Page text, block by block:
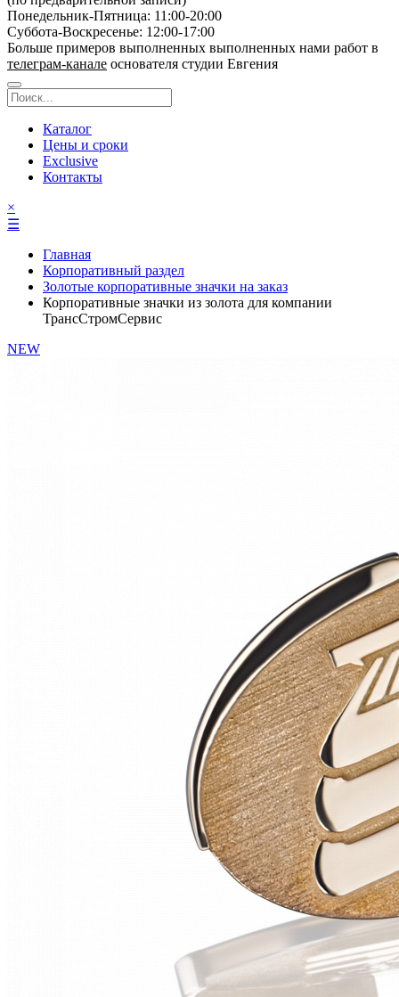
Понедельник-Пятница: 11:00-20:00
Суббота-Bоcкресенье: 12:00-17:00
Больше примеров выполненных выполненных нами работ в
телеграм-канале основателя студии Евгения
Каталог
Цены и сроки
Exclusive
Контакты
×
☰
Главная
Корпоративный раздел
Золотые корпоративные значки на заказ
Корпоративные значки из золота для компании
ТрансСтромСервис
NEW